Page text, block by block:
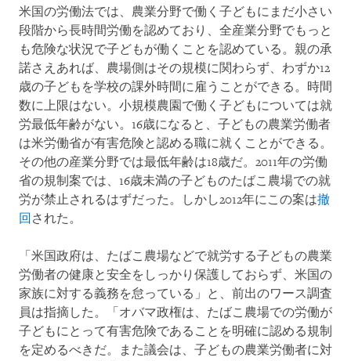
米国の労働法では、農業分野で働く子どもにまだ小さい
段階から長時間労働を認めており、全産業分野でもっと
も危険な状況で子どもが働くことを認めている。親の承
諾さえあれば、農場側はその規模に関わらず、わずか12
歳の子どもを学校の課外時間に雇うことができる。時間
数に上限はない。小規模農園で働く子どもについては就
労最低年齢がない。16歳になると、子どもの農業労働者
は米労働省が有害危険と認める職に就くことができる。
その他の産業分野では最低年齢は18歳だ。2011年の労働
省の規制案では、16歳未満の子どものたばこ農場での就
労が禁止されるはずだった。しかし2012年にこの案は撤
回 された。
「米国政府は、たばこ農場などで就労する子どもの農業
労働者の健康と安全をしっかり保護しておらず、米国の
家族に対する義務を怠っている」と、前出のワース調査
員は指摘した。「オバマ政権は、たばこ農場での労働が
子どもにとって有害危険であることを明確に認める規制
を定めるべきだ。また議会は、子どもの農業労働者に対